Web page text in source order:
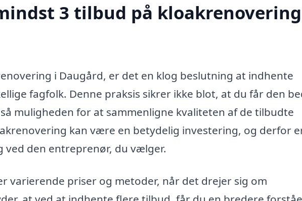
3 tilbud på
i Daugård, er det en klog beslutning at indhente
fagfolk. Denne praksis sikrer ikke blot, at du får den
muligheden for at sammenligne kvaliteten af de tilbudte
kan være en betydelig investering, og derfor
den entreprenør, du vælger.
varierende priser og metoder, når det drejer sig om